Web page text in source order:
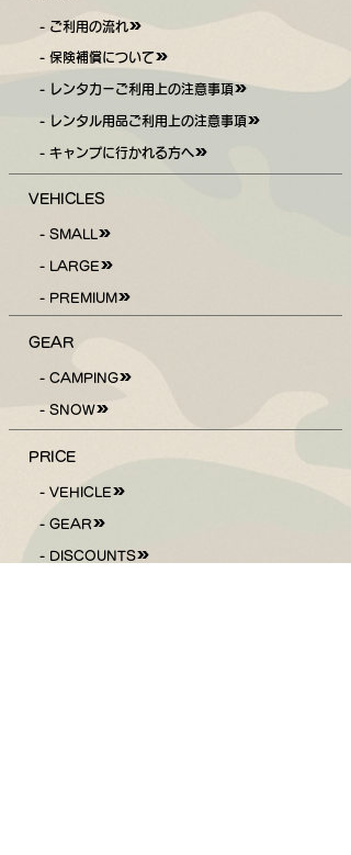
- ご利用の流れ
- 保険補償について
- レンタカーご利用上の注意事項
- レンタル用品ご利用上の注意事項
- キャンプに行かれる方へ
VEHICLES
- SMALL
- LARGE
- PREMIUM
GEAR
- CAMPING
- SNOW
PRICE
- VEHICLE
- GEAR
- DISCOUNTS